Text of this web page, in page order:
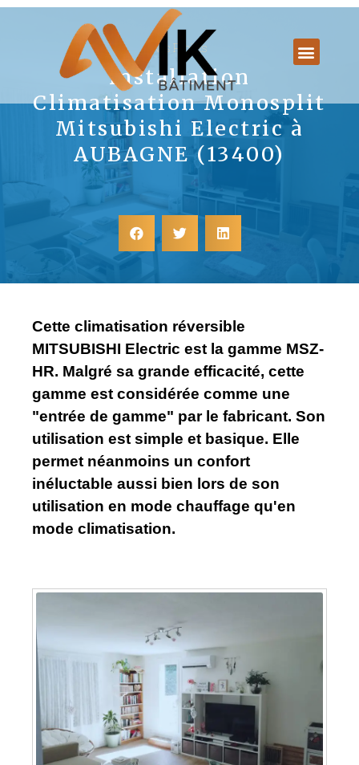
Nos Projets
Installation
Climatisation Monosplit
Mitsubishi Electric à
AUBAGNE (13400)
Cette climatisation réversible
MITSUBISHI Electric est la gamme MSZ-
HR. Malgré sa grande efficacité, cette
gamme est considérée comme une
"entrée de gamme" par le fabricant. Son
utilisation est simple et basique. Elle
permet néanmoins un confort
inéluctable aussi bien lors de son
utilisation en mode chauffage qu'en
mode climatisation.